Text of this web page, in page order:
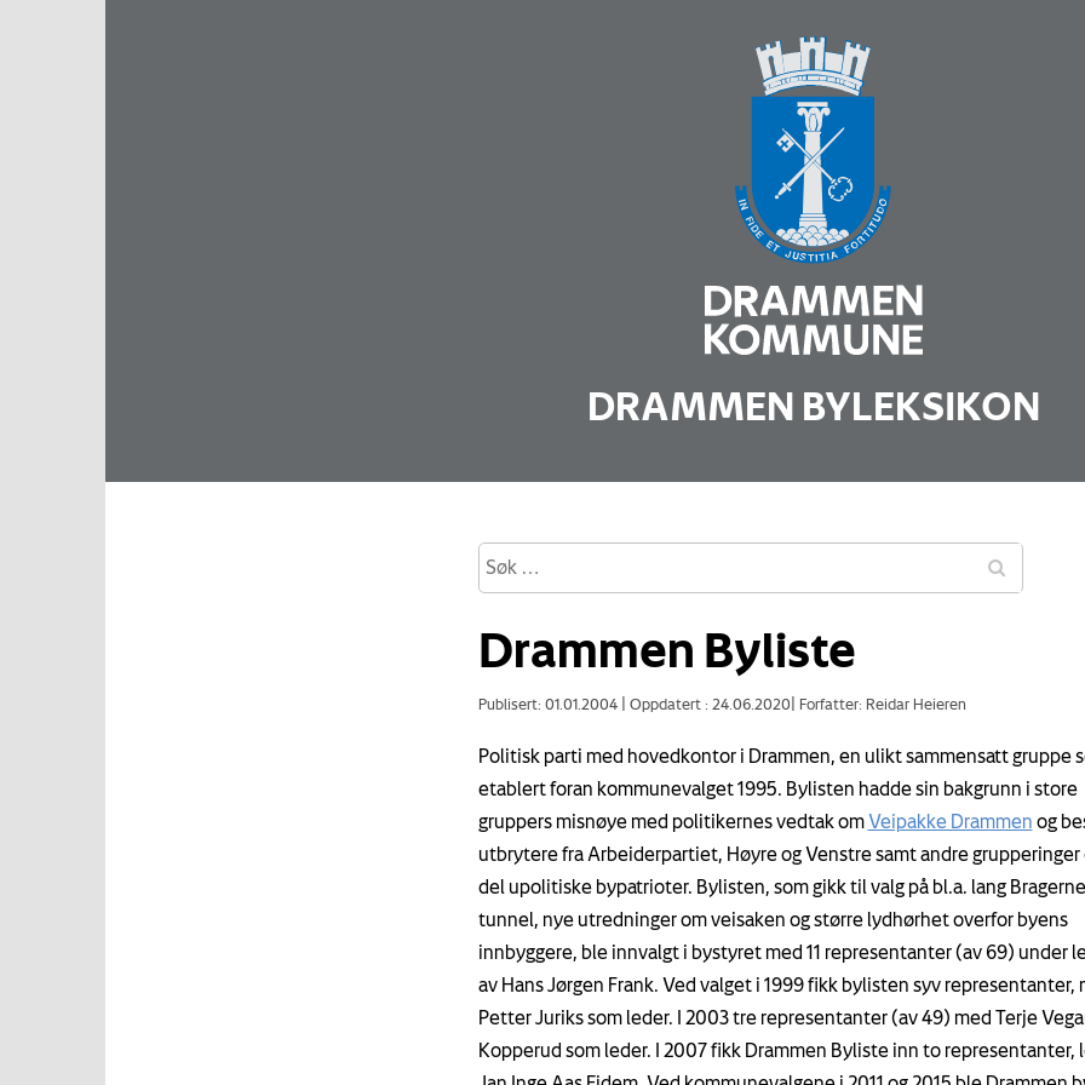
DRAMMEN BYLEKSIKON
Drammen Byliste
Publisert: 01.01.2004 Oppdatert : 24.06.2020 Forfatter: Reidar Heieren
Politisk parti med hovedkontor i Drammen, en ulikt sammensatt gruppe
etablert foran kommunevalget 1995. Bylisten hadde sin bakgrunn i store
gruppers misnøye med politikernes vedtak omVeipakke Drammen og
utbrytere fra Arbeiderpartiet, Høyre og Venstre samt andre grupperinger
del upolitiske bypatrioter. Bylisten, som gikk til valg på bl.a. lang
tunnel, nye utredninger om veisaken og større lydhørhet overfor byens
innbyggere, ble innvalgt i bystyret med 11 representanter (av 69) under
av Hans Jørgen Frank. Ved valget i 1999 fikk bylisten syv representanter,
Petter Juriks som leder. I 2003 tre representanter (av 49) med Terje
Kopperud som leder. I 2007 fikk Drammen Byliste inn to representanter,